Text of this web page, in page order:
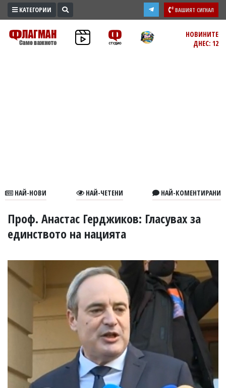
ПРОМО
ЗОНА
В
УКРАЙНА
РАЗСЛЕДВАНЕ
БИЗНЕС
Управители:
Веселин
Василев,
v.vasilev@flagman.bg
Касабова,
еmail:k.kassabova@flagman.bg
КАТЕГОРИИ ВАШИЯТ СИГНАЛ
НОВИНИТЕ
ДНЕС: 12
НАЙ-НОВИ НАЙ-ЧЕТЕНИ НАЙ-КОМЕНТИРАНИ
Проф. Анастас Герджиков: Гласувах за
единството на нацията